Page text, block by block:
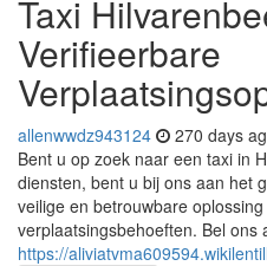
Taxi
Verifieerbare
allenwwdz943124 270 days
Bent u op zoek naar een taxi in
diensten, bent u bij ons aan het
veilige en betrouwbare
verplaatsingsbehoeften. Bel ons
https://